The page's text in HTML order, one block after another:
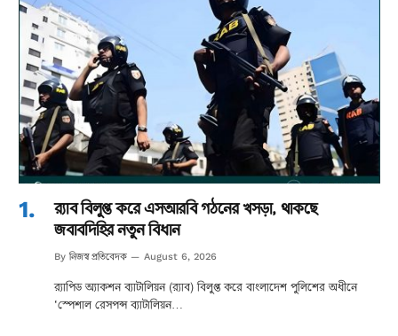
র‌্যাব বিলুপ্ত করে এসআরবি গঠনের খসড়া, থাকছে
জবাবদিহির নতুন বিধান
By নিজস্ব প্রতিবেদক August 6, 2026
র‌্যাপিড অ্যাকশন ব্যাটালিয়ন (র‌্যাব) বিলুপ্ত করে বাংলাদেশ পুলিশের অধীনে
‘স্পেশাল রেসপন্স ব্যাটালিয়ন…